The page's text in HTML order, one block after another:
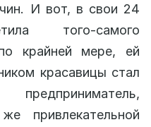
И вот, в свои 24
того-самого
крайней мере, ей
красавицы стал
привлекательной